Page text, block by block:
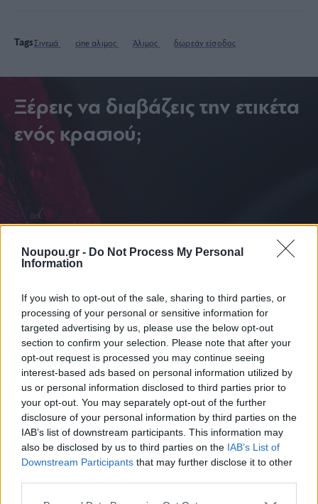
Noupou.gr - Do Not Process My Personal
Information
If you wish to opt-out of the sale, sharing to third parties, or
processing of your personal or sensitive information for
targeted advertising by us, please use the below opt-out
section to confirm your selection. Please note that after your
opt-out request is processed you may continue seeing
interest-based ads based on personal information utilized by
us or personal information disclosed to third parties prior to
your opt-out. You may separately opt-out of the further
disclosure of your personal information by third parties on the
IAB’s list of downstream participants. This information may
also be disclosed by us to third parties on the IAB’s List of
Downstream Participants that may further disclose it to other
TagsΣινεμά cine αλιμος Άλιμος δωρεάν είσοδος
Ξέρεις να διαβάζεις την ετικέτα
ενός κρασιού;
ΔΙΑΒΑΣΤΕ ΑΚΟΜΑ